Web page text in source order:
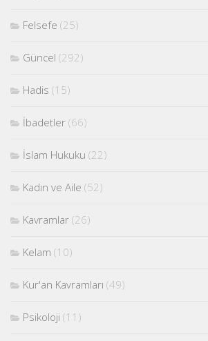
Felsefe (25)
Güncel (292)
Hadis (15)
İbadetler (66)
İslam Hukuku (22)
Kadın ve Aile (52)
Kavramlar (26)
Kelam (10)
Kur'an Kavramları (49)
Psikoloji (11)